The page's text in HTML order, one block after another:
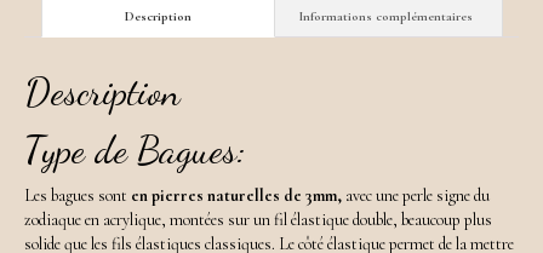
Description Informations complémentaires
Description
Type de Bagues:
Les bagues sont en pierres naturelles de 3mm, avec une perle signe du
zodiaque en acrylique, montées sur un fil élastique double, beaucoup plus
solide que les fils élastiques classiques. Le côté élastique permet de la mettre